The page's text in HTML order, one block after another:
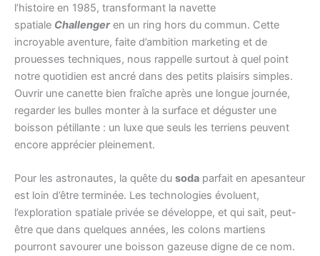
l’histoire en 1985, transformant la navette
spatiale Challengeren un ring hors du commun. Cette
incroyable aventure, faite d’ambition marketing et de
prouesses techniques, nous rappelle surtout à quel point
notre quotidien est ancré dans des petits plaisirs simples.
Ouvrir une canette bien fraîche après une longue journée,
regarder les bulles monter à la surface et déguster une
boisson pétillante : un luxe que seuls les terriens peuvent
encore apprécier pleinement.
Pour les astronautes, la quête du soda parfait en apesanteur
est loin d’être terminée. Les technologies évoluent,
l’exploration spatiale privée se développe, et qui sait, peut-
être que dans quelques années, les colons martiens
pourront savourer une boisson gazeuse digne de ce nom.